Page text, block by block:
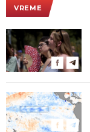
VREME